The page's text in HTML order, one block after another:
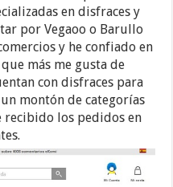
en disfraces y
por Vegaoo o Barullo
y he confiado en
más me gusta de
con disfraces para
montón de categorías
recibido los pedidos en